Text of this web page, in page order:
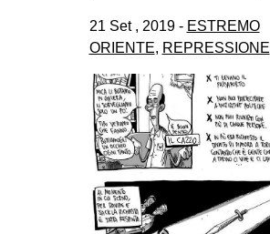
GAZA FREESTYLE
CSOA LAMBRETTA
MSM
STUDENTI TSUNAMI
ZAM
MILANO
21 Set , 2019 - ESTREMO
ORIENTE, REPRESSIONE